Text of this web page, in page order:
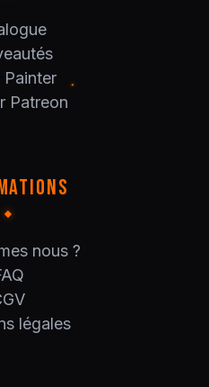
Painter
Patreon
nous ?
légales